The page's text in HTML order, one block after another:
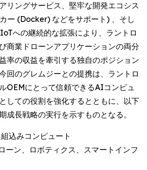
リングサービス、堅牢な開発エコシス
ー (Docker) などをサポート) 、そし
への継続的な拡張により、ラントロ
商業ドローンアプリケーションの両分
率の収益を牽引する独自のポジション
回のグレムジーとの提携は、ラントロ
OEMにとって信頼できるAIコンピュ
しての役割を強化するとともに、以下
成長戦略の実行を示すものとなる。
込みコンピュート
ーン、ロボティクス、スマートインフ